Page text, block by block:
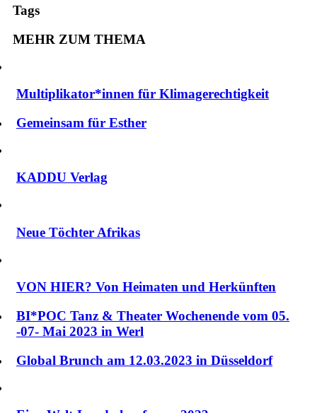
Tags
MEHR ZUM THEMA
Multiplikator*innen für Klimagerechtigkeit
Gemeinsam für Esther
KADDU Verlag
Neue Töchter Afrikas
VON HIER? Von Heimaten und Herkünften
BI*POC Tanz & Theater Wochenende vom 05.
-07- Mai 2023 in Werl
Global Brunch am 12.03.2023 in Düsseldorf